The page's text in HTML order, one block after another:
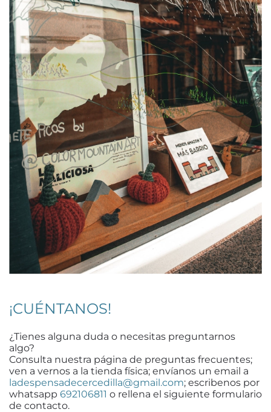
¡CUÉNTANOS!
¿Tienes alguna duda o necesitas preguntarnos
algo?
Consulta nuestra página de preguntas frecuentes;
ven a vernos a la tienda física; envíanos un email a
ladespensadecercedilla@gmail.com; escribenos por
whatsapp 692106811 o rellena el siguiente formulario
de contacto.